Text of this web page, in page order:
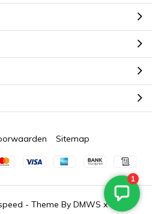
- Theme By DMWS xPlus+
Sitemap